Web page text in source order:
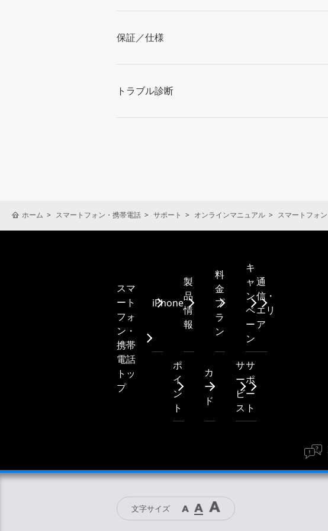
保証／仕様
トラブル診断
ホーム スマートフォン・携帯電話 サポート オンラインマニュアル スマートフォン
スマ
ート
フォ
ン・
携帯
電話
トッ
プ
iPhone
製
品
情
報
料
金
プ
ラ
ン
キ
ャ
ン
ペ
ー
ン
通
信・
エリ
ア
ポ
イ
ン
ト
カ
ー
ド
サ
ー
ビ
ス
サ
ポ
ー
ト
文字サイズ